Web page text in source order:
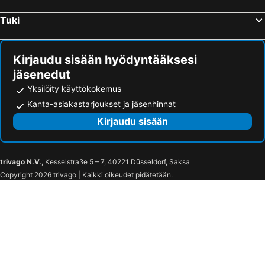
Jyväskylä, Länsi-Suomi Hotellit
Lappeenranta, Etelä-Suomi Hotellit
Tuki
Kirjaudu sisään hyödyntääksesi
jäsenedut
Yksilöity käyttökokemus
Kanta-asiakastarjoukset ja jäsenhinnat
Kirjaudu sisään
trivago N.V., Kesselstraße 5 – 7, 40221 Düsseldorf, Saksa
Copyright 2026 trivago | Kaikki oikeudet pidätetään.